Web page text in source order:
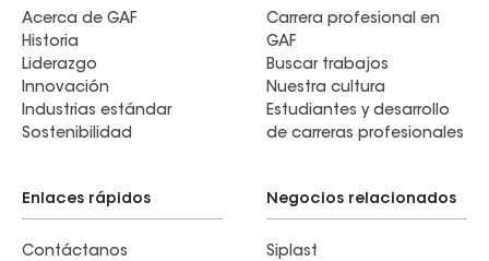
Acerca de GAF
Historia
Liderazgo
Innovación
Industrias estándar
Sostenibilidad
Carrera profesional en
GAF
Buscar trabajos
Nuestra cultura
Estudiantes y desarrollo
de carreras profesionales
Enlaces rápidos
Contáctanos
Negocios relacionados
Siplast